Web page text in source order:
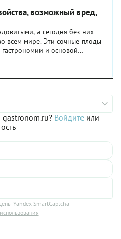
возможный вред,
а сегодня без них
всем мире. Эти сочные плоды
и основой
радуют вкусом и ароматом,
здоровью. Однако, как и у
и ограничения, о которых
чем полезны помидоры и
от их употребления.
Войдите или
Yandex SmartCaptcha